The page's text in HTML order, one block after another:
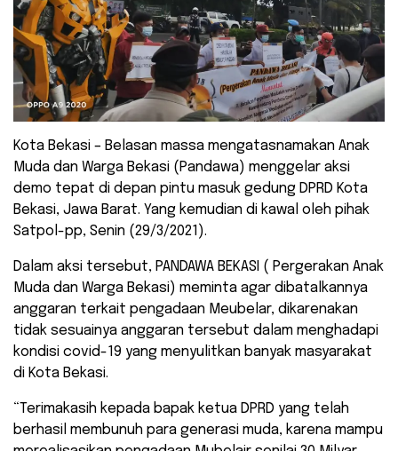
Kota Bekasi – Belasan massa mengatasnamakan Anak
Muda dan Warga Bekasi (Pandawa) menggelar aksi
demo tepat di depan pintu masuk gedung DPRD Kota
Bekasi, Jawa Barat. Yang kemudian di kawal oleh pihak
Satpol-pp, Senin (29/3/2021).
Dalam aksi tersebut, PANDAWA BEKASI ( Pergerakan Anak
Muda dan Warga Bekasi) meminta agar dibatalkannya
anggaran terkait pengadaan Meubelar, dikarenakan
tidak sesuainya anggaran tersebut dalam menghadapi
kondisi covid-19 yang menyulitkan banyak masyarakat
di Kota Bekasi.
“Terimakasih kepada bapak ketua DPRD yang telah
berhasil membunuh para generasi muda, karena mampu